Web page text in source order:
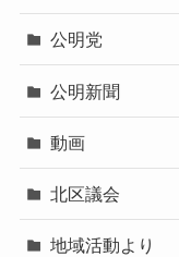
公明党
公明新聞
動画
北区議会
地域活動より